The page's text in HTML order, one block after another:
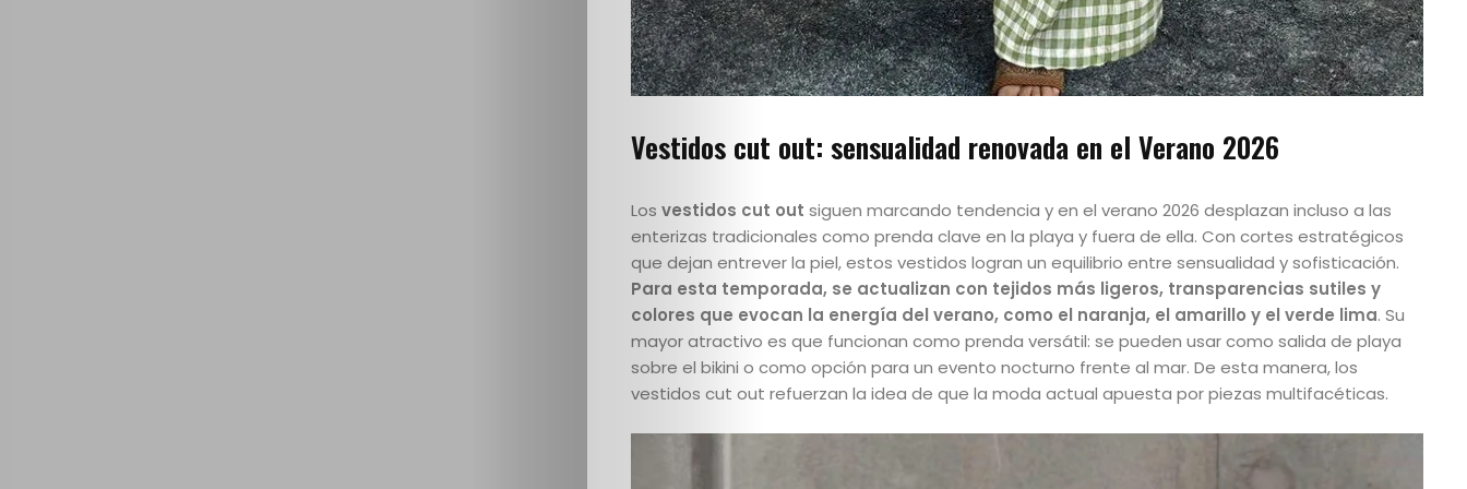
Escuela
Creativos
destacados
Search
Vestidos cut out: sensualidad renovada en el Verano 2026
Los vestidos cut out siguen marcando tendencia y en el verano 2026 desplazan incluso a las
enterizas tradicionales como prenda clave en la playa y fuera de ella. Con cortes estratégicos
que dejan entrever la piel, estos vestidos logran un equilibrio entre sensualidad y sofisticación.
Para esta temporada, se actualizan con tejidos más ligeros, transparencias sutiles y
colores que evocan la energía del verano, como el naranja, el amarillo y el verde lima. Su
mayor atractivo es que funcionan como prenda versátil: se pueden usar como salida de playa
sobre el bikini o como opción para un evento nocturno frente al mar. De esta manera, los
vestidos cut out refuerzan la idea de que la moda actual apuesta por piezas multifacéticas.